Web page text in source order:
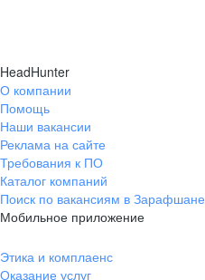
HeadHunter
О компании
Помощь
Наши вакансии
Реклама на сайте
Требования к ПО
Каталог компаний
Поиск по вакансиям в Зарафшане
Мобильное приложение
Этика и комплаенс
Оказание услуг